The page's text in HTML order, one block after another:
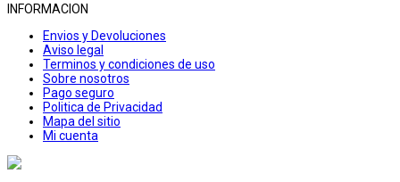
INFORMACION
Envios y Devoluciones
Aviso legal
Terminos y condiciones de uso
Sobre nosotros
Pago seguro
Politica de Privacidad
Mapa del sitio
Mi cuenta